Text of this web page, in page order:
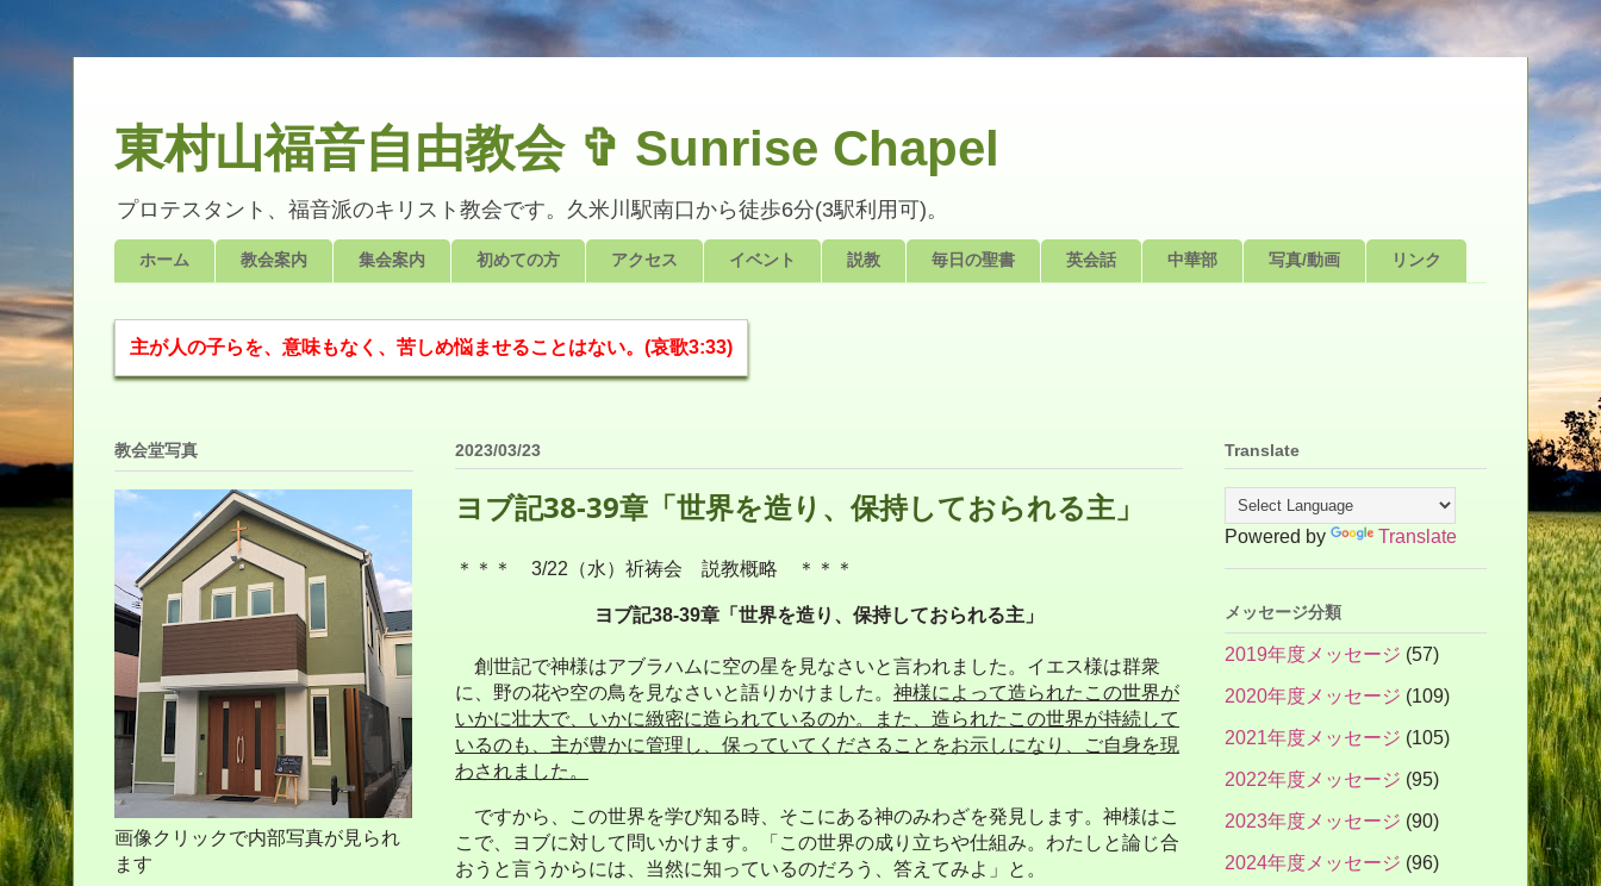
東村山福音自由教会 ✞ Sunrise Chapel
プロテスタント、福音派のキリスト教会です。久米川駅南口から徒歩6分(3駅利用可)。
ホーム 教会案内 集会案内 初めての方 アクセス イベント 説教 毎日の聖書 英会話 中華部 写真/動画 リンク
主が人の子らを、意味もなく、苦しめ悩ませることはない。(哀歌3:33)
2023/03/23
ヨブ記38-39章「世界を造り、保持しておられる主」
＊＊＊ 3/22（水）祈祷会 説教概略 ＊＊＊
ヨブ記38-39章「世界を造り、保持しておられる主」
創世記で神様はアブラハムに空の星を見なさいと言われました。イエス様は群衆
に、野の花や空の鳥を見なさいと語りかけました。 神様によって造られたこの世界が
いかに壮大で、いかに緻密に造られているのか。また、造られたこの世界が持続して
いるのも、主が豊かに管理し、保っていてくださることをお示しになり、ご自身を現
わされました。
ですから、この世界を学び知る時、そこにある神のみわざを発見します。神様はこ
こで、ヨブに対して問いかけます。「この世界の成り立ちや仕組み。わたしと論じ合
おうと言うからには、当然に知っているのだろう、答えてみよ」と。
教会堂写真
画像クリックで内部写真が見られ
ます
Translate
Powered by Translate
メッセージ分類
2019年度メッセージ (57)
2020年度メッセージ (109)
2021年度メッセージ (105)
2022年度メッセージ (95)
2023年度メッセージ (90)
2024年度メッセージ (96)